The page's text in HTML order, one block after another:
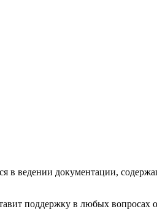
в ведении документации,
поддержку в любых вопросах